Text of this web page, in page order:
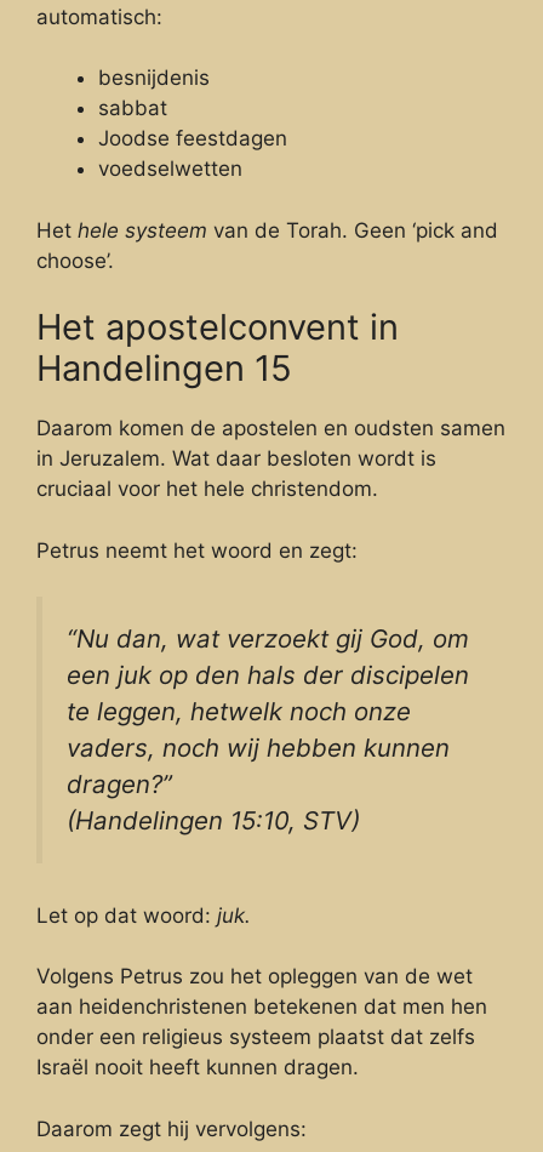
automatisch:
besnijdenis
sabbat
Joodse feestdagen
voedselwetten
Het hele systeem van de Torah. Geen ‘pick and
choose’.
Het apostelconvent in
Handelingen 15
Daarom komen de apostelen en oudsten samen
in Jeruzalem. Wat daar besloten wordt is
cruciaal voor het hele christendom.
Petrus neemt het woord en zegt:
“Nu dan, wat verzoekt gij God, om
een juk op den hals der discipelen
te leggen, hetwelk noch onze
vaders, noch wij hebben kunnen
dragen?”
(Handelingen 15:10, STV)
Let op dat woord: juk.
Volgens Petrus zou het opleggen van de wet
aan heidenchristenen betekenen dat men hen
onder een religieus systeem plaatst dat zelfs
Israël nooit heeft kunnen dragen.
Daarom zegt hij vervolgens: